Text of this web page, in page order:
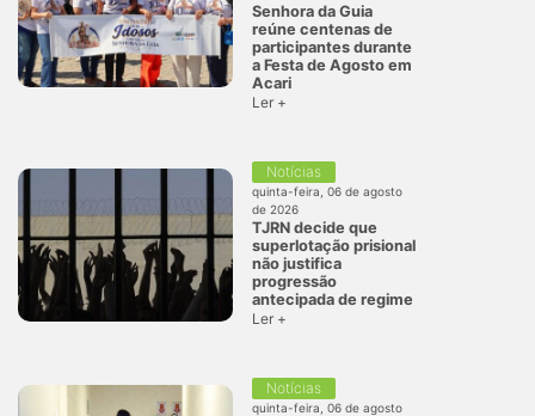
Senhora da Guia
reúne centenas de
participantes durante
a Festa de Agosto em
Acari
Ler +
Notícias
quinta-feira, 06 de agosto
de 2026
TJRN decide que
superlotação prisional
não justifica
progressão
antecipada de regime
Ler +
Notícias
quinta-feira, 06 de agosto